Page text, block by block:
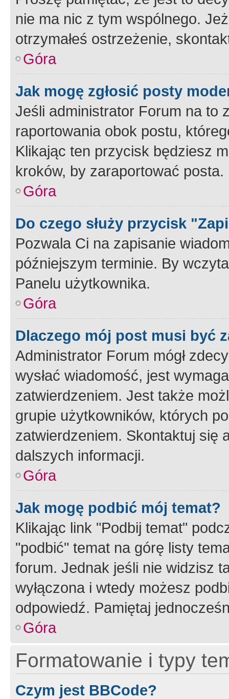
nie ma nic z tym wspólnego.
otrzymałeś ostrzeżenie,
Góra
Jak mogę zgłosić posty
Jeśli administrator Forum na to
raportowania obok postu,
Klikając ten przycisk będziesz
kroków, by zaraportować posta.
Góra
Do czego służy przycisk
Pozwala Ci na zapisanie
późniejszym terminie. By
Panelu użytkownika.
Góra
Dlaczego mój post musi być
Administrator Forum mógł
wysłać wiadomość, jest
zatwierdzeniem. Jest także
grupie użytkowników, których
zatwierdzeniem. Skontaktuj się
dalszych informacji.
Góra
Jak mogę podbić mój temat?
Klikając link "Podbij temat"
"podbić" temat na górę listy
forum. Jednak jeśli nie widzisz
wyłączona i wtedy możesz
odpowiedź. Pamiętaj
Góra
Formatowanie i typy
Czym jest BBCode?